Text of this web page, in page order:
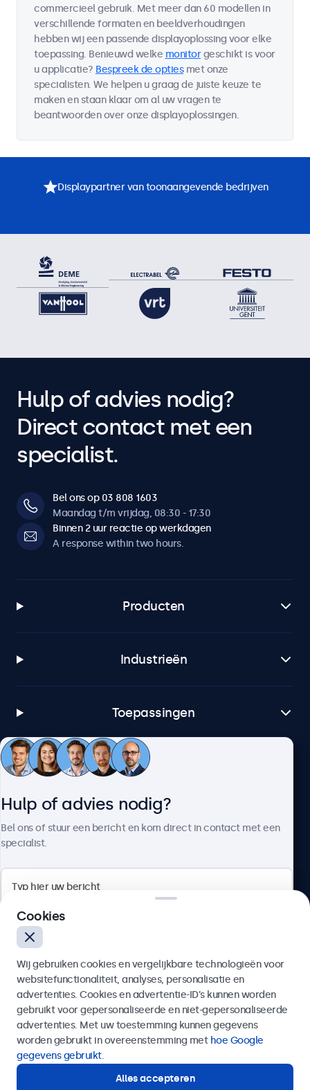
commercieel gebruik. Met meer dan 60 modellen in
verschillende formaten en beeldverhoudingen
hebben wij een passende displayoplossing voor elke
toepassing. Benieuwd welke monitorgeschikt is voor
u applicatie? Bespreek de optiesmet onze
specialisten. We helpen u graag de juiste keuze te
maken en staan klaar om al uw vragen te
beantwoorden over onze displayoplossingen.
Displaypartner van toonaangevende bedrijven
Hulp of advies nodig?
Direct contact met een
specialist.
Bel ons op 03 808 1603
Maandag t/m vrijdag, 08:30 - 17:30
Binnen 2 uur reactie op werkdagen
A response within two hours.
Producten
Industrieën
Toepassingen
Klantenservice
4.8/5 door 5000+ bedrijven
Nederlands
Hulp of advies nodig?
Bel ons of stuur een bericht en kom direct in contact met een
specialist.
Verzenden
Of bel ons op
Hulp of advies nodig?
Cookies
Wij gebruiken cookies en vergelijkbare technologieën voor
websitefunctionaliteit, analyses, personalisatie en
advertenties. Cookies en advertentie-ID’s kunnen worden
gebruikt voor gepersonaliseerde en niet-gepersonaliseerde
advertenties. Met uw toestemming kunnen gegevens
worden gebruikt in overeenstemming met hoe Google
gegevens gebruikt.
Alles accepteren